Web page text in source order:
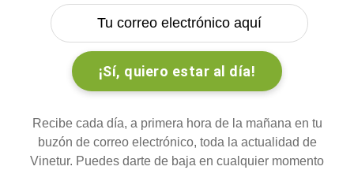
Recibe cada día, a primera hora de la mañana en tu
buzón de correo electrónico, toda la actualidad de
Vinetur. Puedes darte de baja en cualquier momento